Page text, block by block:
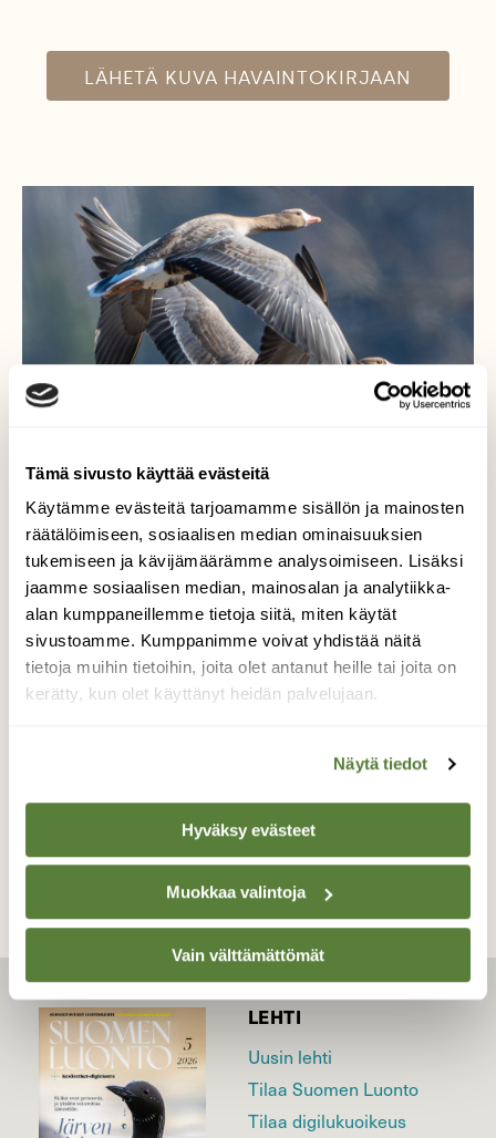
Tämä sivusto käyttää evästeitä
Käytämme evästeitä tarjoamamme sisällön ja mainosten
räätälöimiseen, sosiaalisen median ominaisuuksien
tukemiseen ja kävijämäärämme analysoimiseen. Lisäksi
jaamme sosiaalisen median, mainosalan ja analytiikka-
alan kumppaneillemme tietoja siitä, miten käytät
sivustoamme. Kumppanimme voivat yhdistää näitä
tietoja muihin tietoihin, joita olet antanut heille tai joita on
kerätty, kun olet käyttänyt heidän palvelujaan.
Näytä tiedot
Hyväksy evästeet
Muokkaa valintoja
Vain välttämättömät
LÄHETÄ KUVA HAVAINTOKIRJAAN
Käymme yhdessä
näin aina päällekäin. Tundrahanhea (Anser
albifrons)
TAKAISIN LISTAAN
LEHTI
Uusin lehti
Tilaa Suomen Luonto
Tilaa digilukuoikeus